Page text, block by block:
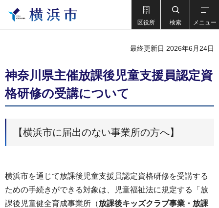
区役所 検索 メニュー
最終更新日 2026年6月24日
神奈川県主催放課後児童支援員認定資
格研修の受講について
【横浜市に届出のない事業所の方へ】
横浜市を通じて放課後児童支援員認定資格研修を受講する
ための手続きができる対象は、児童福祉法に規定する「放
課後児童健全育成事業所（放課後キッズクラブ事業・放課